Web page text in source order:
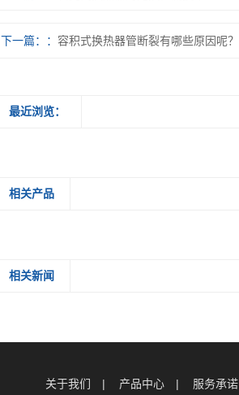
下一篇： 容积式换热器管断裂有哪些原因呢？
最近浏览：
相关产品
相关新闻
关于我们 产品中心 服务承诺